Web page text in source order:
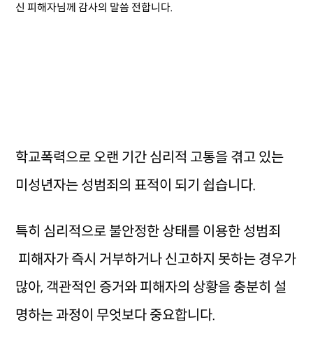
신 피해자님께 감사의 말씀 전합니다.
학교폭력으로 오랜 기간 심리적 고통을 겪고 있는
미성년자는 성범죄의 표적이 되기 쉽습니다.
특히 심리적으로 불안정한 상태를 이용한 성범죄
피해자가 즉시 거부하거나 신고하지 못하는 경우가
많아, 객관적인 증거와 피해자의 상황을 충분히 설
명하는 과정이 무엇보다 중요합니다.